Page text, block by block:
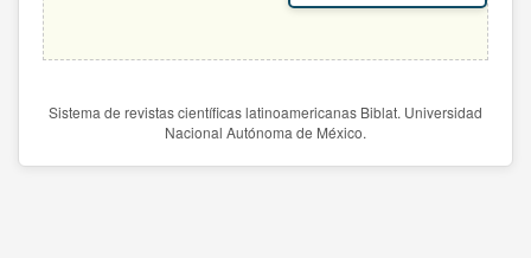
Sistema de revistas científicas latinoamericanas Biblat. Universidad
Nacional Autónoma de México.